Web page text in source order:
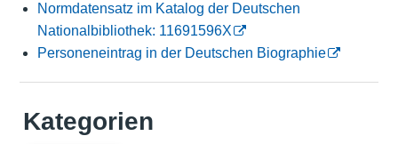
Normdatensatz im Katalog der Deutschen
Nationalbibliothek: 11691596X
Personeneintrag in der Deutschen Biographie
Kategorien